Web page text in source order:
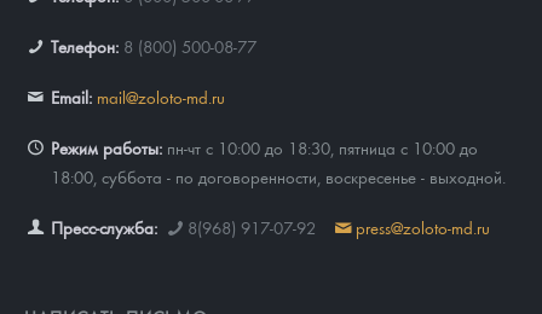
Телефон: 8 (800) 500-08-77
Email: mail@zoloto-md.ru
Режим работы: пн-чт с 10:00 до 18:30, пятница с 10:00 до
18:00, суббота - по договоренности, воскресенье - выходной.
Пресс-служба: 8(968) 917-07-92 press@zoloto-md.ru